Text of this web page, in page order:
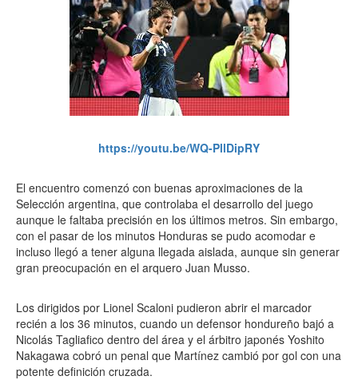
https://youtu.be/WQ-PllDipRY
El encuentro comenzó con buenas aproximaciones de la
Selección argentina, que controlaba el desarrollo del juego
aunque le faltaba precisión en los últimos metros. Sin embargo,
con el pasar de los minutos Honduras se pudo acomodar e
incluso llegó a tener alguna llegada aislada, aunque sin generar
gran preocupación en el arquero Juan Musso.
Los dirigidos por Lionel Scaloni pudieron abrir el marcador
recién a los 36 minutos, cuando un defensor hondureño bajó a
Nicolás Tagliafico dentro del área y el árbitro japonés Yoshito
Nakagawa cobró un penal que Martínez cambió por gol con una
potente definición cruzada.